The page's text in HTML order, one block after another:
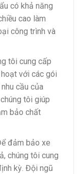
có khả năng
cao làm
công trình và
tôi cung cấp
với các gói
cầu của
tôi giúp
bảo chất
đảm bảo xe
chúng tôi cung
kỳ. Đội ngũ